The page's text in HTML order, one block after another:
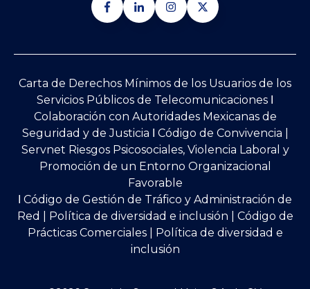
Carta de Derechos Mínimos de los Usuarios de los
Servicios Públicos de Telecomunicaciones Ι
Colaboración con Autoridades Mexicanas de
Seguridad y de Justicia Ι Código de Convivencia |
Servnet Riesgos Psicosociales, Violencia Laboral y
Promoción de un Entorno Organizacional
Favorable
Ι Código de Gestión de Tráfico y Administración de
Red
Política de diversidad e inclusión | Código de
Prácticas Comerciales | Política de diversidad e
inclusión